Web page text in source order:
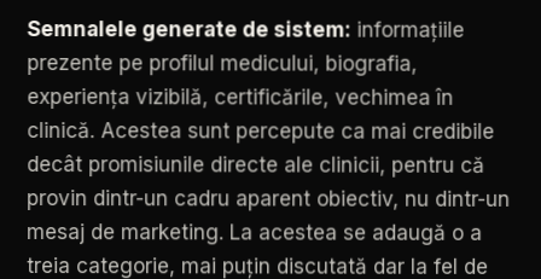
Semnalele generate de sistem: informațiile
prezente pe profilul medicului, biografia,
experiența vizibilă, certificările, vechimea în
clinică. Acestea sunt percepute ca mai credibile
decât promisiunile directe ale clinicii, pentru că
provin dintr-un cadru aparent obiectiv, nu dintr-un
mesaj de marketing. La acestea se adaugă o a
treia categorie, mai puțin discutată dar la fel de